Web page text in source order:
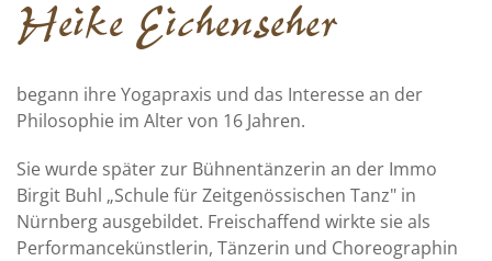
Heike Eichenseher
begann ihre Yogapraxis und das Interesse an der
Philosophie im Alter von 16 Jahren.
Sie wurde später zur Bühnentänzerin an der Immo
Birgit Buhl „Schule für Zeitgenössischen Tanz" in
Nürnberg ausgebildet. Freischaffend wirkte sie als
Performancekünstlerin, Tänzerin und Choreographin